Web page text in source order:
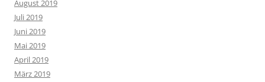
August 2019
Juli 2019
Juni 2019
Mai 2019
April 2019
März 2019